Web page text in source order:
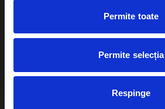
Permite toate
Permite selecția
Respinge
Despre noi
Contact